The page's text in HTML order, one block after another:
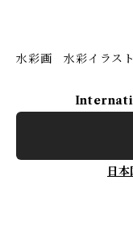
水彩画 水彩イラス
日